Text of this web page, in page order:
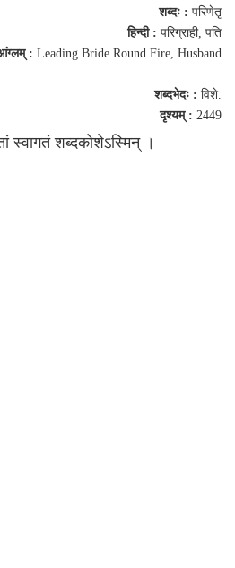
शब्‍दः : परिणेतृ
हिन्दी : परिग्राही, पति
: Leading Bride Round Fire, Husband
शब्‍दभेदः : विशे.
दृश्यम् : 2449
स्‍वागतं शब्‍दकोशेऽस्‍मिन् ।